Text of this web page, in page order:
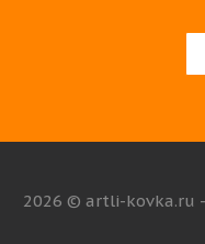
2026 © artli-kovka.ru